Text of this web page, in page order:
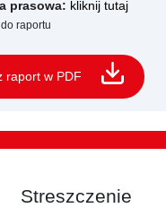
prasowa: kliknij tutaj
raportu
raport w PDF
Streszczenie